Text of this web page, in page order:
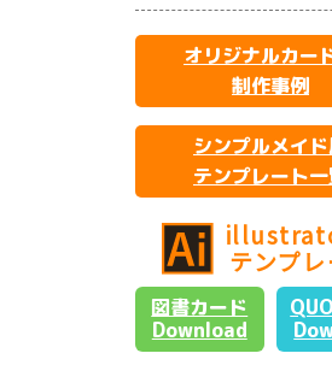
オリジナルカー
制作事例
シンプルメイ
テンプレート
テンプレ
図書カード
Download